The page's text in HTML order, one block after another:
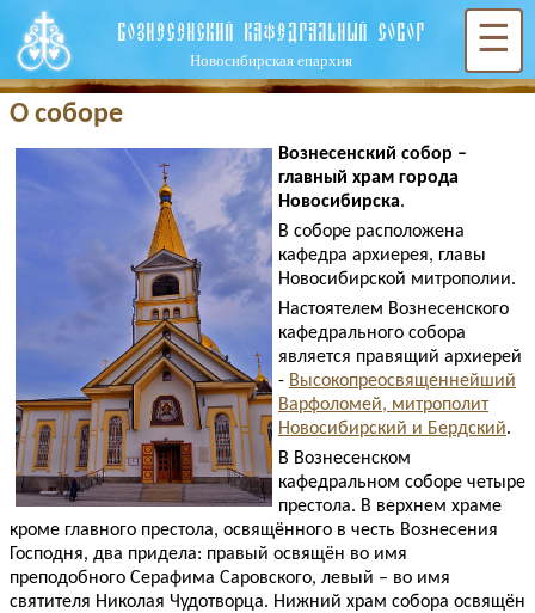
ВОЗНЕСЕНСКИЙ КАФЕДРАЛЬНЫЙ СОБОР
Новосибирская епархия ☰
О соборе
Вознесенский собор –
главный храм города
Новосибирска.
В соборе расположена
кафедра архиерея, главы
Новосибирской митрополии.
Настоятелем Вознесенского
кафедрального собора
является правящий архиерей
- Высокопреосвященнейший
Варфоломей, митрополит
Новосибирский и Бердский.
В Вознесенском
кафедральном соборе четыре
престола. В верхнем храме
кроме главного престола, освящённого в честь Вознесения
Господня, два придела: правый освящён во имя
преподобного Серафима Саровского, левый – во имя
святителя Николая Чудотворца. Нижний храм собора освящён